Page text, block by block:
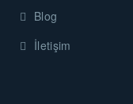
Blog
İletişim